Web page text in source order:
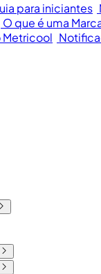
para iniciantes
O que é uma
Metricool